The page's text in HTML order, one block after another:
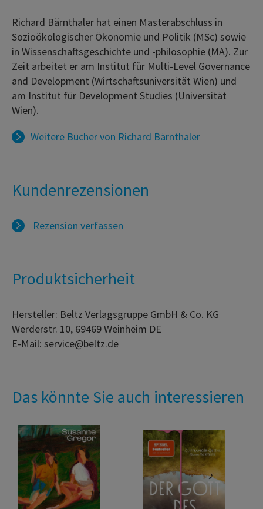
Richard Bärnthaler hat einen Masterabschluss in
Sozioökologischer Ökonomie und Politik (MSc) sowie
in Wissenschaftsgeschichte und -philosophie (MA). Zur
Zeit arbeitet er am Institut für Multi-Level Governance
and Development (Wirtschaftsuniversität Wien) und
am Institut für Development Studies (Universität
Wien).
Weitere Bücher von Richard Bärnthaler
Kundenrezensionen
Rezension verfassen
Produktsicherheit
Hersteller: Beltz Verlagsgruppe GmbH & Co. KG
Werderstr. 10, 69469 Weinheim DE
E-Mail: service@beltz.de
Das könnte Sie auch interessieren